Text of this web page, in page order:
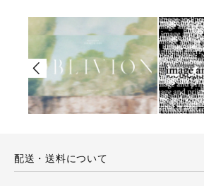
配送・送料について